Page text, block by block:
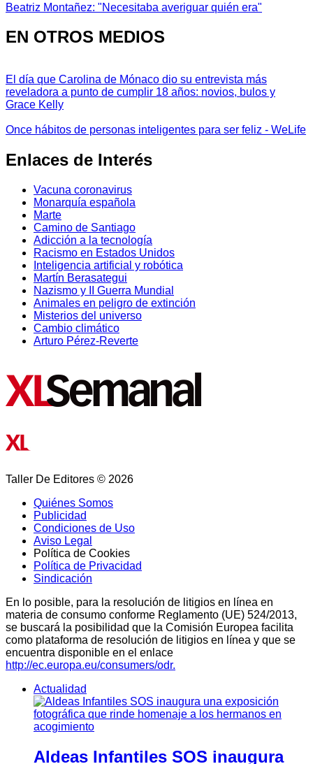
Beatriz Montañez: "Necesitaba averiguar quién era"
EN OTROS MEDIOS
El día que Carolina de Mónaco dio su entrevista más
reveladora a punto de cumplir 18 años: novios, bulos y
Grace Kelly
Once hábitos de personas inteligentes para ser feliz - WeLife
Enlaces de Interés
Vacuna coronavirus
Monarquía española
Marte
Camino de Santiago
Adicción a la tecnología
Racismo en Estados Unidos
Inteligencia artificial y robótica
Martín Berasategui
Nazismo y II Guerra Mundial
Animales en peligro de extinción
Misterios del universo
Cambio climático
Arturo Pérez-Reverte
Taller De Editores © 2026
Quiénes Somos
Publicidad
Condiciones de Uso
Aviso Legal
Política de Cookies
Política de Privacidad
Sindicación
En lo posible, para la resolución de litigios en línea en
materia de consumo conforme Reglamento (UE) 524/2013,
se buscará la posibilidad que la Comisión Europea facilita
como plataforma de resolución de litigios en línea y que se
encuentra disponible en el enlace
http://ec.europa.eu/consumers/odr.
Actualidad
Aldeas Infantiles SOS inaugura